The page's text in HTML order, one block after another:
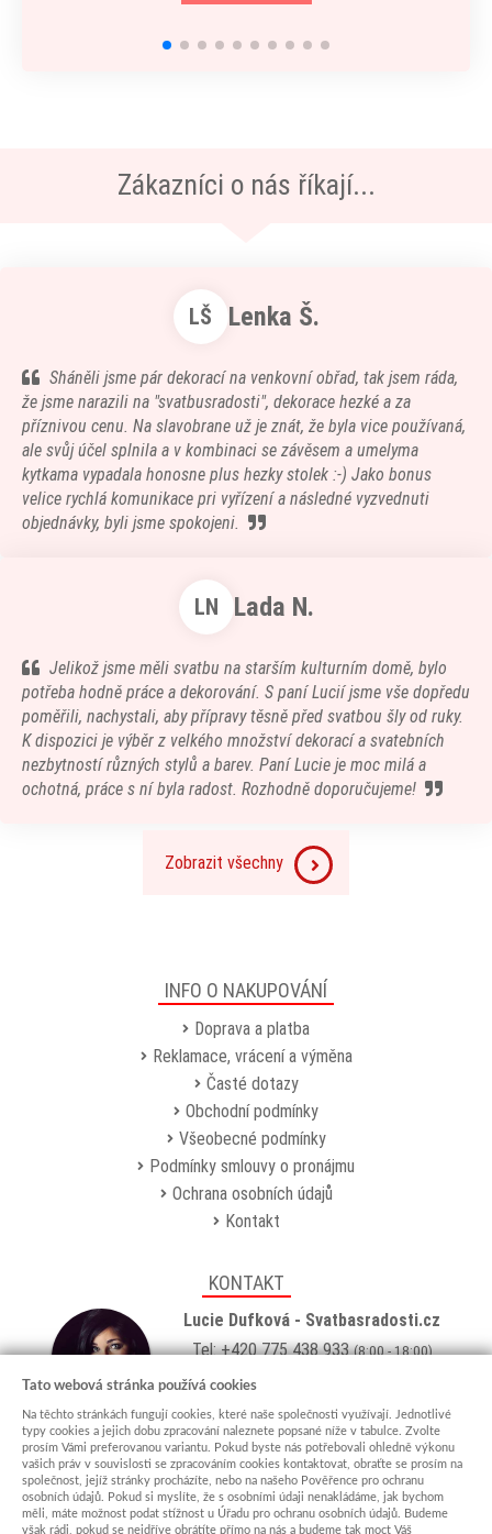
Zákazníci o nás říkají...
LŠ Lenka Š.
Sháněli jsme pár dekorací na venkovní obřad, tak jsem ráda,
že jsme narazili na "svatbusradosti", dekorace hezké a za
příznivou cenu. Na slavobrane už je znát, že byla vice používaná,
ale svůj účel splnila a v kombinaci se závěsem a umelyma
kytkama vypadala honosne plus hezky stolek :-) Jako bonus
velice rychlá komunikace pri vyřízení a následné vyzvednuti
objednávky, byli jsme spokojeni.
LN Lada N.
Jelikož jsme měli svatbu na starším kulturním domě, bylo
potřeba hodně práce a dekorování. S paní Lucií jsme vše dopředu
poměřili, nachystali, aby přípravy těsně před svatbou šly od ruky.
K dispozici je výběr z velkého množství dekorací a svatebních
nezbytností různých stylů a barev. Paní Lucie je moc milá a
ochotná, práce s ní byla radost. Rozhodně doporučujeme!
Zobrazit všechny
INFO O NAKUPOVÁNÍ
Doprava a platba
Reklamace, vrácení a výměna
Časté dotazy
Obchodní podmínky
Všeobecné podmínky
Podmínky smlouvy o pronájmu
Ochrana osobních údajů
Kontakt
KONTAKT
Lucie Dufková - Svatbasradosti.cz
Tel: +420 775 438 933(8:00 - 18:00)
Email:
Showroom
Jungmannova 627, Kyjov 69701
Po-Pá: po domluvě (více info)
Tato webová stránka používá cookies
Na těchto stránkách fungují cookies, které naše společnosti využívají. Jednotlivé
typy cookies a jejich dobu zpracování naleznete popsané níže v tabulce. Zvolte
prosím Vámi preferovanou variantu. Pokud byste nás potřebovali ohledně výkonu
vašich práv v souvislosti se zpracováním cookies kontaktovat, obraťte se prosím na
společnost, jejíž stránky procházíte, nebo na našeho Pověřence pro ochranu
osobních údajů. Pokud si myslíte, že s osobními údaji nenakládáme, jak bychom
měli, máte možnost podat stížnost u Úřadu pro ochranu osobních údajů. Budeme
však rádi, pokud se nejdříve obrátíte přímo na nás a budeme tak moct Váš